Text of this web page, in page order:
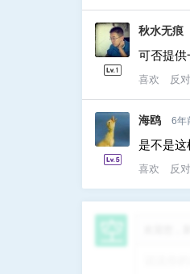
秋水无痕
可否提供
喜欢 反对
海鸥 6年
是不是这
喜欢 反对